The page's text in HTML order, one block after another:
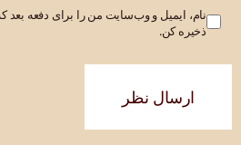
نام، ایمیل و وب‌سایت من را برای دفعه بعد
ذخیره کن.
ارسال نظر